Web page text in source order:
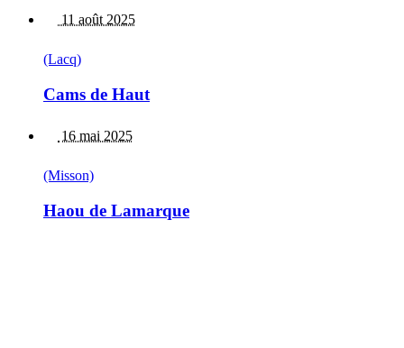
11 août 2025
(Lacq)
Cams de Haut
16 mai 2025
(Misson)
Haou de Lamarque